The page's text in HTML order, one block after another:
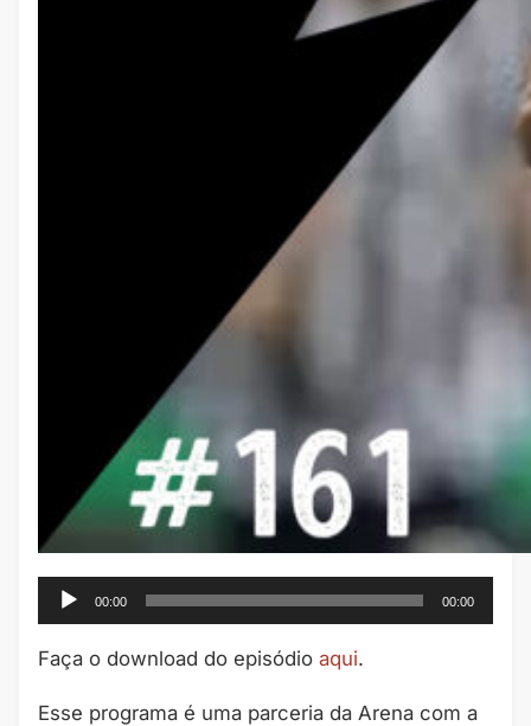
Tocador
de
áudio
00:00 00:00
Faça o download do episódio aqui.
Esse programa é uma parceria da Arena com a